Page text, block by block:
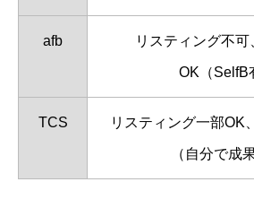
afb リスティング不
OK（SelfB
TCS リスティング一部OK
（自分で成